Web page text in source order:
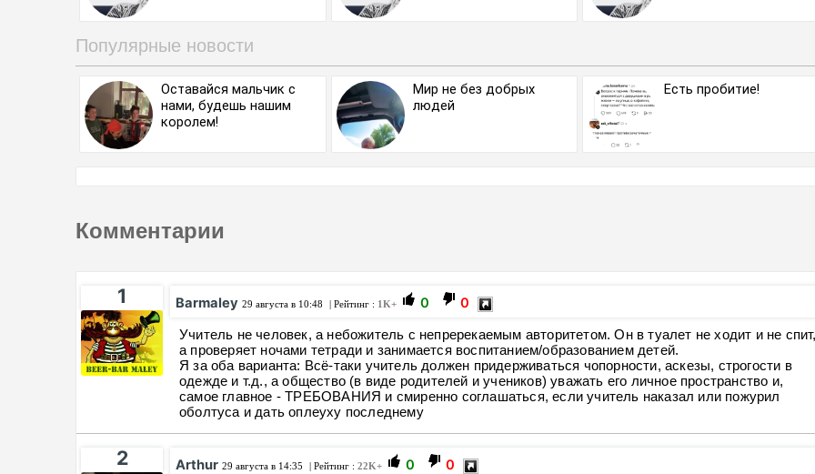
Популярные новости
Оставайся мальчик с
нами, будешь нашим
королем!
Мир не без добрых
людей
Есть пробитие!
Комментарии
1 Barmaley 29 августа в 10:48 | Рейтинг : 1K+ 0 0
Учитель не человек, а небожитель с непререкаемым авторитетом. Он в туалет не ходит и не
а проверяет ночами тетради и занимается воспитанием/образованием детей.
Я за оба варианта: Всё-таки учитель должен придерживаться чопорности, аскезы, строгости в
одежде и т.д., а общество (в виде родителей и учеников) уважать его личное пространство и,
самое главное - ТРЕБОВАНИЯ и смиренно соглашаться, если учитель наказал или пожурил
оболтуса и дать оплеуху последнему
2 Arthur 29 августа в 14:35 | Рейтинг : 22K+ 0 0